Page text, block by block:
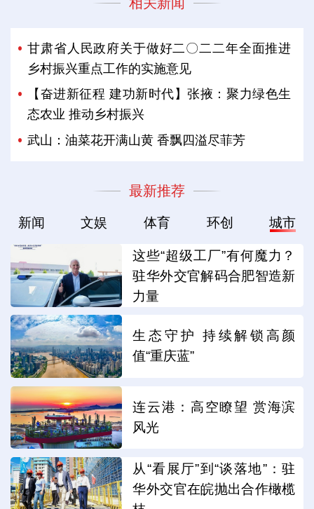
甘肃省人民政府关于做好二〇二二年全面推进
乡村振兴重点工作的实施意见
【奋进新征程 建功新时代】张掖：聚力绿色生
态农业 推动乡村振兴
武山：油菜花开满山黄 香飘四溢尽菲芳
最新推荐
新闻 文娱 体育 环创 城市
这些“超级工厂”有何魔力？
驻华外交官解码合肥智造新
力量
生态守护 持续解锁高颜
值“重庆蓝”
连云港：高空瞭望 赏海滨
风光
从“看展厅”到“谈落地”：驻
华外交官在皖抛出合作橄榄